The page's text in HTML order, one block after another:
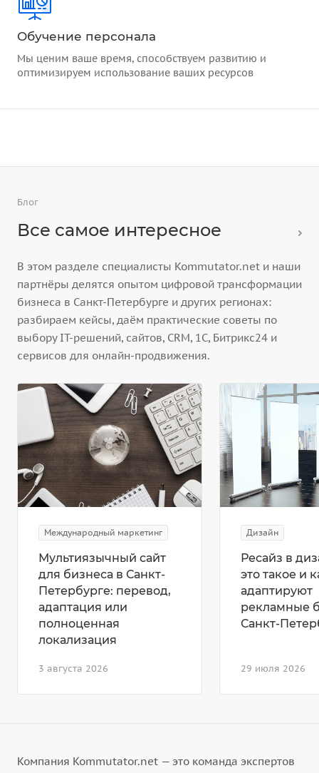
Обучение персонала
Мы ценим ваше время, способствуем развитию и
оптимизируем использование ваших ресурсов
Блог
Все самое интересное
В этом разделе специалисты Kommutator.net и наши
партнёры делятся опытом цифровой трансформации
бизнеса в Санкт-Петербурге и других регионах:
разбираем кейсы, даём практические советы по
выбору IT-решений, сайтов, CRM, 1С, Битрикс24 и
сервисов для онлайн-продвижения.
Международный маркетинг
3 августа 2026
Мультиязычный сайт
для бизнеса в Санкт-
Петербурге: перевод,
адаптация или
полноценная
локализация
Дизайн
29 июля 2026
Ресайз в
это такое и
адаптируют
рекламные
Санкт-
Компания Kommutator.net — это команда экспертов